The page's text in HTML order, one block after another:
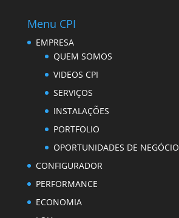
Menu CPI
EMPRESA
QUEM SOMOS
VIDEOS CPI
SERVIÇOS
INSTALAÇÕES
PORTFOLIO
OPORTUNIDADES DE NEGÓCIO
CONFIGURADOR
PERFORMANCE
ECONOMIA